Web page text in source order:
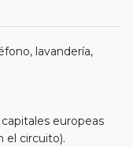
lavandería,
europeas
el circuito).